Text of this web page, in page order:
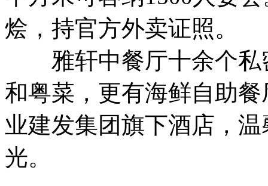
烩，持官方外卖证照。
雅轩中餐厅十余个私
和粤菜，更有海鲜自助
业建发集团旗下酒店，
光。